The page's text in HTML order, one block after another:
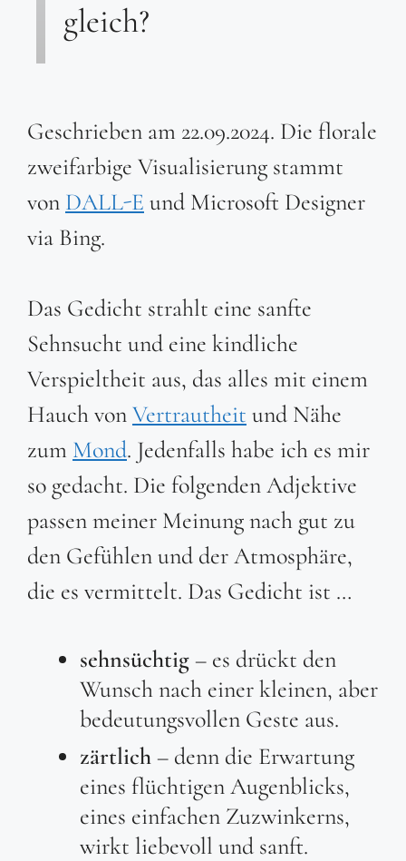
gleich?
Geschrieben am 22.09.2024. Die florale
zweifarbige Visualisierung stammt
von DALL-E und Microsoft Designer
via Bing.
Das Gedicht strahlt eine sanfte
Sehnsucht und eine kindliche
Verspieltheit aus, das alles mit einem
Hauch vonVertrautheit und Nähe
zum Mond. Jedenfalls habe ich es mir
so gedacht. Die folgenden Adjektive
passen meiner Meinung nach gut zu
den Gefühlen und der Atmosphäre,
die es vermittelt. Das Gedicht ist …
sehnsüchtig– es drückt den
Wunsch nach einer kleinen, aber
bedeutungsvollen Geste aus.
zärtlich– denn die Erwartung
eines flüchtigen Augenblicks,
eines einfachen Zuzwinkerns,
wirkt liebevoll und sanft.